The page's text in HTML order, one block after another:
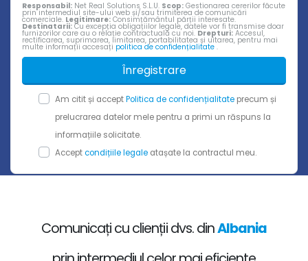
Responsabil: Net Real Solutions S.L.U. Scop: Gestionarea cererilor făcute
prin intermediul site-ului web și/sau trimiterea de comunicări
comerciale. Legitimare: Consimțământul părții interesate.
Destinatarii: Cu excepția obligațiilor legale, datele vor fi transmise doar
furnizorilor care au o relație contractuală cu noi. Drepturi: Accesul,
rectificarea, suprimarea, limitarea, portabilitatea și uitarea, pentru mai
multe informații accesați politica de confidențialitate .
Înregistrare
Am citit și acceptPolitica de confidențialitate precum și
prelucrarea datelor mele pentru a primi un răspuns la
informațiile solicitate.
Acceptcondițiile legale atașate la contractul meu.
Comunicați cu clienții dvs. dinAlbania